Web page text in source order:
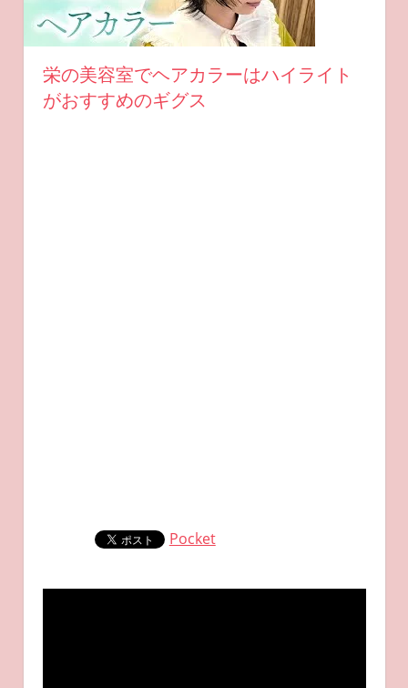
栄の美容室でヘアカラーはハイライト
がおすすめのギグス
Pocket